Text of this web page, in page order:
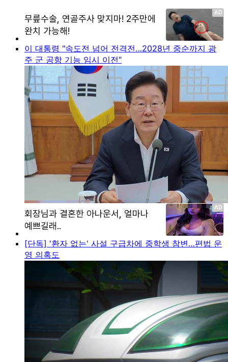
이 대통령 "속도전 넘어 전격전…2028년 중순까지 광
주 군 공항 기능 임시 이전"
[단독] '환자 없는' 사설 구급차에 중학생 참변…편법 운
영 의혹도